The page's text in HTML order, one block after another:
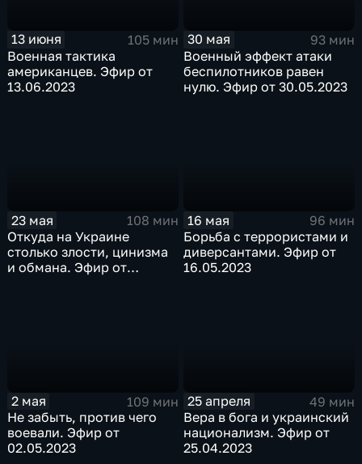
13 июня
105 мин
Военная тактика
американцев. Эфир от
13.06.2023
30 мая
93 мин
Военный эффект атаки
беспилотников равен
нулю. Эфир от 30.05.2023
23 мая
108 мин
Откуда на Украине
столько злости, цинизма
и обмана. Эфир от
16 мая
96 мин
Борьба с террористами и
диверсантами. Эфир от
16.05.2023
2 мая
109 мин
Не забыть, против чего
воевали. Эфир от
02.05.2023
25 апреля
49 мин
Вера в бога и украинский
национализм. Эфир от
25.04.2023